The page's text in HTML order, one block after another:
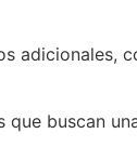
adicionales,
buscan